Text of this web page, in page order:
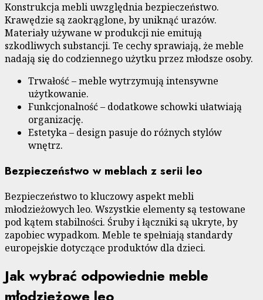
Konstrukcja mebli uwzględnia bezpieczeństwo.
Krawędzie są zaokrąglone, by uniknąć urazów.
Materiały używane w produkcji nie emitują
szkodliwych substancji. Te cechy sprawiają, że meble
nadają się do codziennego użytku przez młodsze osoby.
Trwałość – meble wytrzymują intensywne
użytkowanie.
Funkcjonalność – dodatkowe schowki ułatwiają
organizację.
Estetyka – design pasuje do różnych stylów
wnętrz.
Bezpieczeństwo w meblach z serii leo
Bezpieczeństwo to kluczowy aspekt mebli
młodzieżowych leo. Wszystkie elementy są testowane
pod kątem stabilności. Śruby i łączniki są ukryte, by
zapobiec wypadkom. Meble te spełniają standardy
europejskie dotyczące produktów dla dzieci.
Jak wybrać odpowiednie meble